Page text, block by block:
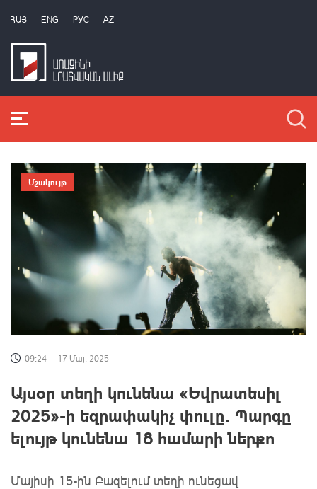
ՀԱՅ ENG РУС AZ
Մշակույթ
09:24 17 Մայ, 2025
Այսօր տեղի կունենա «Եվրատեսիլ
2025»-ի եզրափակիչ փուլը․ Պարգը
ելույթ կունենա 18 համարի ներքո
Մայիսի 15-ին Բազելում տեղի ունեցավ